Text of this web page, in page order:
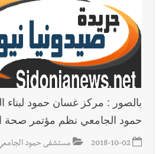
بالصور : مركز غسان حمود
حمود الجامعي نظم مؤتمر صحة
2018-10-02 مستشفى حمود